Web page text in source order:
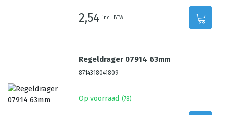
2,54 incl. BTW
Regeldrager 07914 63mm
8714318041809
Op voorraad (78)